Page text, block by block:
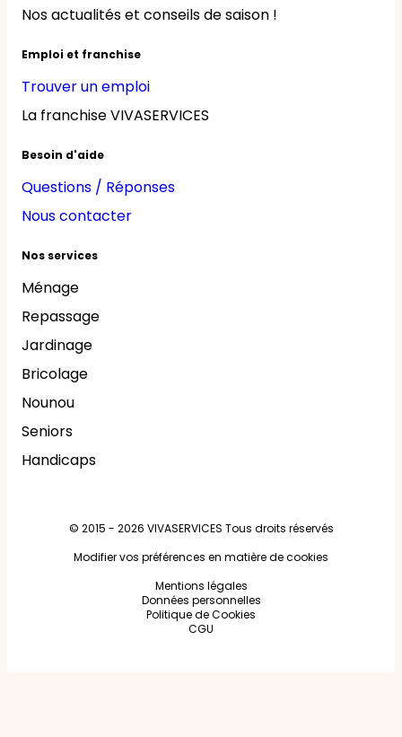
Nos actualités et conseils de saison !
Emploi et franchise
Trouver un emploi
La franchise VIVASERVICES
Besoin d'aide
Questions / Réponses
Nous contacter
Nos services
Ménage
Repassage
Jardinage
Bricolage
Nounou
Seniors
Handicaps
© 2015 - 2026 VIVASERVICES Tous droits réservés
Modifier vos préférences en matière de cookies
Mentions légales
Données personnelles
Politique de Cookies
CGU